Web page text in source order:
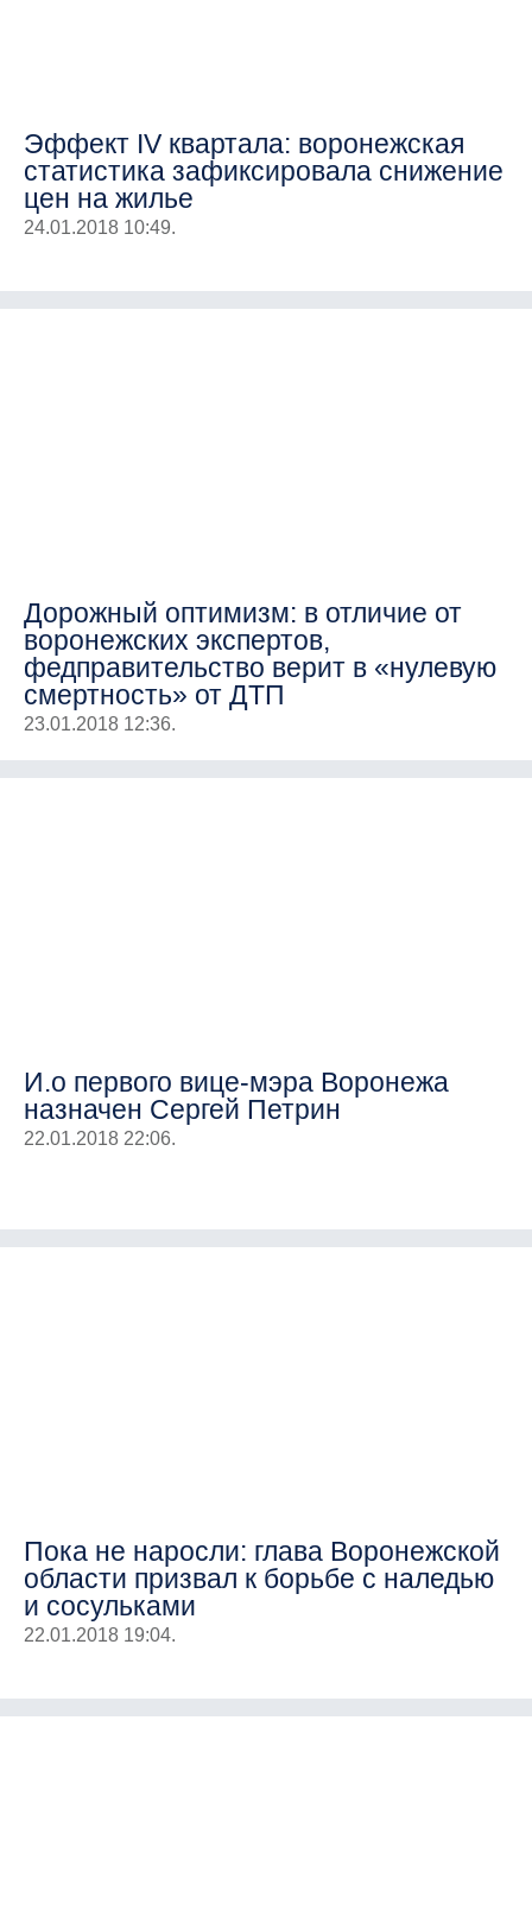
Эффект IV квартала: воронежская
статистика зафиксировала снижение
цен на жилье
24.01.2018 10:49.
Дорожный оптимизм: в отличие от
воронежских экспертов,
федправительство верит в «нулевую
смертность» от ДТП
23.01.2018 12:36.
И.о первого вице-мэра Воронежа
назначен Сергей Петрин
22.01.2018 22:06.
Пока не наросли: глава Воронежской
области призвал к борьбе с наледью
и сосульками
22.01.2018 19:04.